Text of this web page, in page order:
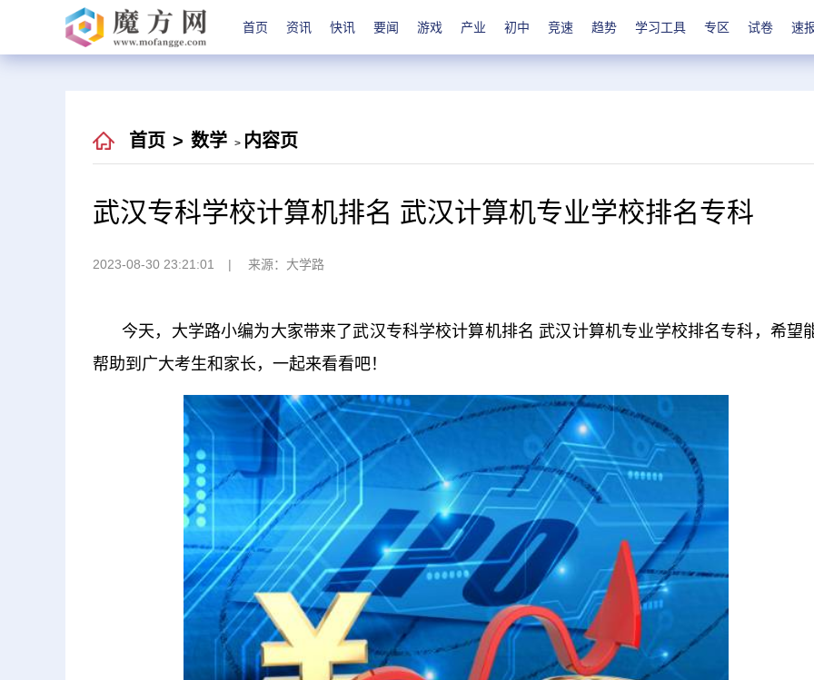
首页 资讯 快讯 要闻 游戏 产业 初中 竞速 趋势 学习工具 专区 试卷 速
首页 > 数学 > 内容页
武汉专科学校计算机排名 武汉计算机专业学校排名专科
2023-08-30 23:21:01 来源：大学路
今天，大学路小编为大家带来了武汉专科学校计算机排名 武汉计算机专业学校排名专科，希望
帮助到广大考生和家长，一起来看看吧！